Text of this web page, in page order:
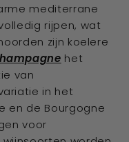
mediterrane
rijpen, wat
zijn koelere
het
van
in het
en de Bourgogne
voor